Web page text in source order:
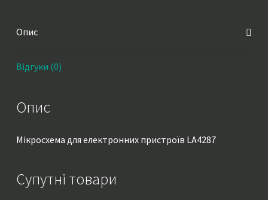
Опис
Відгуки (0)
Опис
Мікросхема для електронних пристроїв LA4287
Супутні товари